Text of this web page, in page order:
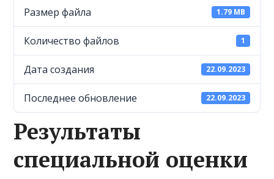
Размер файла 1.79 MB
Количество файлов 1
Дата создания 22.09.2023
Последнее обновление 22.09.2023
Результаты
специальной оценки